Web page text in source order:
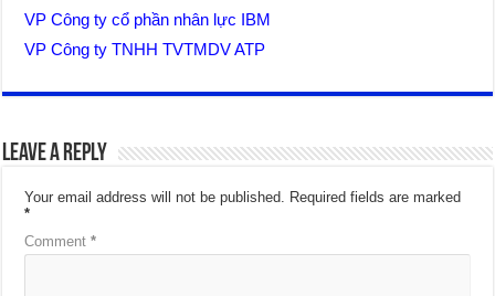
VP Công ty cổ phần nhân lực IBM
VP Công ty TNHH TVTMDV ATP
Leave a Reply
Your email address will not be published. Required fields are marked
*
Comment*